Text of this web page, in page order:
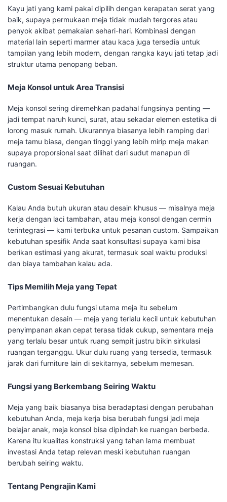
Kayu jati yang kami pakai dipilih dengan kerapatan serat yang
baik, supaya permukaan meja tidak mudah tergores atau
penyok akibat pemakaian sehari-hari. Kombinasi dengan
material lain seperti marmer atau kaca juga tersedia untuk
tampilan yang lebih modern, dengan rangka kayu jati tetap jadi
struktur utama penopang beban.
Meja Konsol untuk Area Transisi
Meja konsol sering diremehkan padahal fungsinya penting —
jadi tempat naruh kunci, surat, atau sekadar elemen estetika di
lorong masuk rumah. Ukurannya biasanya lebih ramping dari
meja tamu biasa, dengan tinggi yang lebih mirip meja makan
supaya proporsional saat dilihat dari sudut manapun di
ruangan.
Custom Sesuai Kebutuhan
Kalau Anda butuh ukuran atau desain khusus — misalnya meja
kerja dengan laci tambahan, atau meja konsol dengan cermin
terintegrasi — kami terbuka untuk pesanan custom. Sampaikan
kebutuhan spesifik Anda saat konsultasi supaya kami bisa
berikan estimasi yang akurat, termasuk soal waktu produksi
dan biaya tambahan kalau ada.
Tips Memilih Meja yang Tepat
Pertimbangkan dulu fungsi utama meja itu sebelum
menentukan desain — meja yang terlalu kecil untuk kebutuhan
penyimpanan akan cepat terasa tidak cukup, sementara meja
yang terlalu besar untuk ruang sempit justru bikin sirkulasi
ruangan terganggu. Ukur dulu ruang yang tersedia, termasuk
jarak dari furniture lain di sekitarnya, sebelum memesan.
Fungsi yang Berkembang Seiring Waktu
Meja yang baik biasanya bisa beradaptasi dengan perubahan
kebutuhan Anda, meja kerja bisa berubah fungsi jadi meja
belajar anak, meja konsol bisa dipindah ke ruangan berbeda.
Karena itu kualitas konstruksi yang tahan lama membuat
investasi Anda tetap relevan meski kebutuhan ruangan
berubah seiring waktu.
Tentang Pengrajin Kami